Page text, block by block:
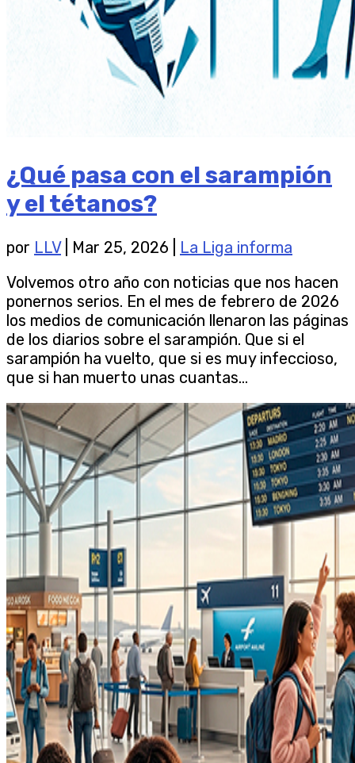
¿Qué pasa con el sarampión
y el tétanos?
por LLV| Mar 25, 2026
La Liga informa
Volvemos otro año con noticias que nos hacen
ponernos serios. En el mes de febrero de 2026
los medios de comunicación llenaron las páginas
de los diarios sobre el sarampión. Que si el
sarampión ha vuelto, que si es muy infeccioso,
que si han muerto unas cuantas...